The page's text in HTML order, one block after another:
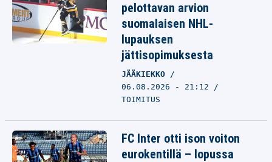
pelottavan arvion
suomalaisen NHL-
lupauksen
jättisopimuksesta
JÄÄKIEKKO
06.08.2026 - 21:12
TOIMITUS
FC Inter otti ison voiton
eurokentillä – lopussa